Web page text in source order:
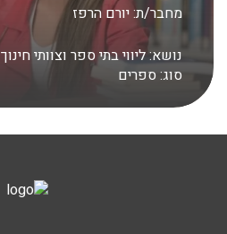
מחבר/ת:יורם הרפז
נושא:ליווי בתי ספר וצוותי חינוך
סוג: ספרים